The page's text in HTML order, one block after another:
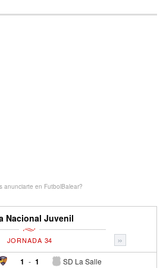
anunciarte en FutbolBalear?
Nacional Juvenil
»
JORNADA 34
1 - SD La Salle
1